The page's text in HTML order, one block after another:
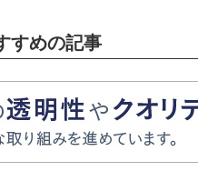
すめの記事